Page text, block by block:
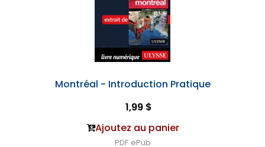
Montréal - Introduction Pratique
1,99 $
Ajoutez au panier
PDF ePub